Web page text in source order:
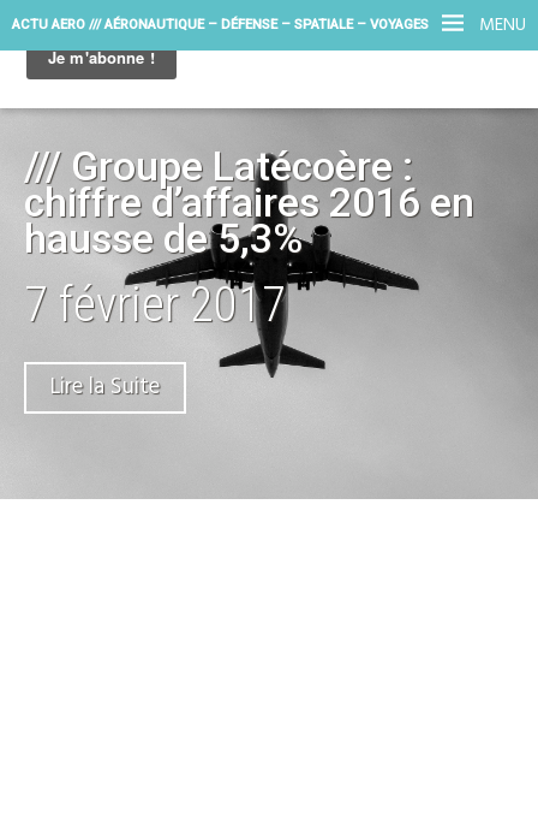
MENU
ACTU AERO /// AÉRONAUTIQUE – DÉFENSE – SPATIALE – VOYAGES
/// Groupe Latécoère :
chiffre d’affaires 2016 en
hausse de 5,3%
7 février 2017
Lire la Suite